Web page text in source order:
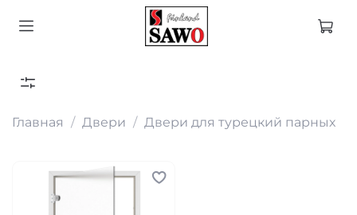
Главная Двери Двери для турецкий парных